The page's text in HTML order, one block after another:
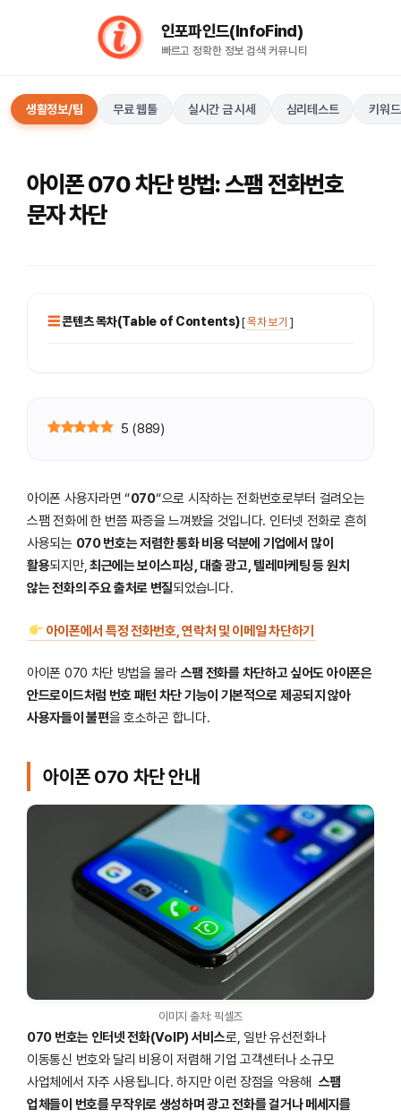
인포파인드(InfoFind)​​​​
빠르고 정확한 정보 검색 커뮤니티
생활정보/팁 무료 웹툴 실시간 금 시세 심리테스트 키워
아이폰 070 차단 방법: 스팸 전화번호
문자 차단
콘텐츠 목차(Table of Contents)[목차 보기 ]
5 (889)
아이폰 사용자라면 “070“으로 시작하는 전화번호로부터 걸려오는
스팸 전화에 한 번쯤 짜증을 느껴봤을 것입니다. 인터넷 전화로 흔히
사용되는 070 번호는 저렴한 통화 비용 덕분에 기업에서 많이
활용되지만,최근에는 보이스피싱, 대출 광고, 텔레마케팅 등 원치
않는 전화의 주요 출처로 변질되었습니다.
아이폰에서 특정 전화번호, 연락처 및 이메일 차단하기
아이폰 070 차단 방법을 몰라 스팸 전화를 차단하고 싶어도 아이폰은
안드로이드처럼 번호 패턴 차단 기능이 기본적으로 제공되지 않아
사용자들이 불편을 호소하곤 합니다.
아이폰 070 차단 안내
이미지 출처: 픽셀즈
070 번호는 인터넷 전화(VoIP) 서비스로, 일반 유선전화나
이동통신 번호와 달리 비용이 저렴해 기업 고객센터나 소규모
사업체에서 자주 사용됩니다. 하지만 이런 장점을 악용해 스팸
업체들이 번호를 무작위로 생성하며 광고 전화를 걸거나 메세지를